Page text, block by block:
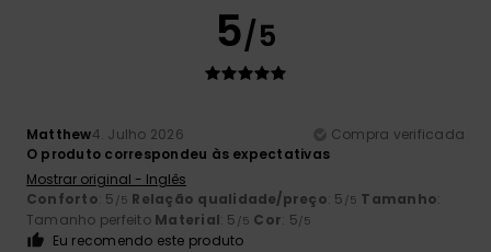
5/5
Matthew4. Julho 2026
Compra verificada
O produto correspondeu às expectativas
Mostrar original - Inglês
Conforto: 5 /5 Relação qualidade/preço: 5 /5 Tamanho:
Tamanho perfeito Material: 5 /5 Cor: 5/5
Eu recomendo este produto